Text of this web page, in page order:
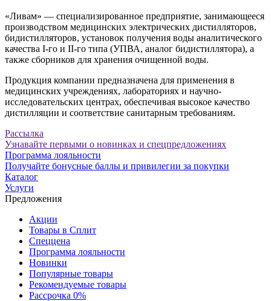
«Ливам» — специализированное предприятие, занимающееся
производством медицинских электрических дистилляторов,
бидистилляторов, установок получения воды аналитического
качества I-го и II-го типа (УПВА, аналог бидистиллятора), а
также сборников для хранения очищенной воды.
Продукция компании предназначена для применения в
медицинских учреждениях, лабораториях и научно-
исследовательских центрах, обеспечивая высокое качество
дистилляции и соответствие санитарным требованиям.
Рассылка
Узнавайте первыми о новинках и спецпредложениях
Программа лояльности
Получайте бонусные баллы и привилегии за покупки
Каталог
Услуги
Предложения
Акции
Товары в Сплит
Спеццена
Программа лояльности
Новинки
Популярные товары
Рекомендуемые товары
Рассрочка 0%